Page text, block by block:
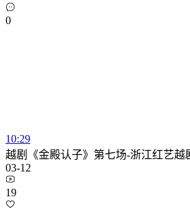
0
10:29
越剧《金殿认子》第七场-浙江红艺越
03-12
19